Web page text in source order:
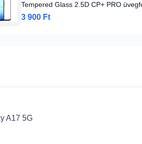
Tempered Glass 2.5D CP+ PRO
3 900 Ft
A17 5G